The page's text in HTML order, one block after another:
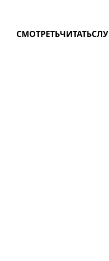
СМОТРЕТЬЧИТАТЬ